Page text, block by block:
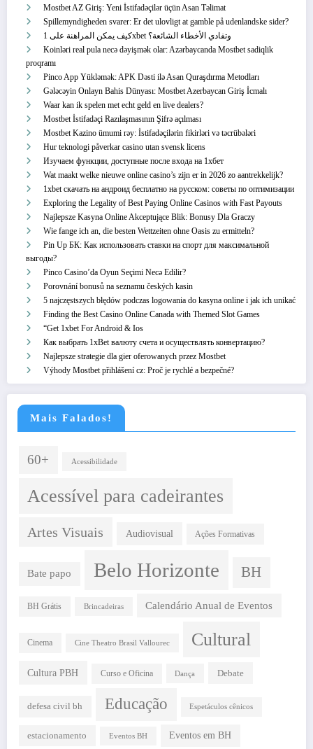
Mostbet AZ Giriş: Yeni İstifadəçilər üçün Asan Təlimat
Spillemyndigheden svarer: Er det ulovligt at gamble på udenlandske sider?
كيف يمكن المراهنة على 1xbet وتفادي الأخطاء الشائعة؟
Koinləri real pula necə dəyişmək olar: Azərbaycanda Mostbet sadiqlik
proqramı
Pinco App Yükləmək: APK Dəsti ilə Asan Quraşdırma Metodları
Gələcəyin Onlayn Bahis Dünyası: Mostbet Azerbaycan Giriş İcmalı
Waar kan ik spelen met echt geld en live dealers?
Mostbet İstifadəçi Razılaşmasının Şifrə açılması
Mostbet Kazino ümumi rəy: İstifadəçilərin fikirləri və təcrübələri
Hur teknologi påverkar casino utan svensk licens
Изучаем функции, доступные после входа на 1хбет
Wat maakt welke nieuwe online casino’s zijn er in 2026 zo aantrekkelijk?
1xbet скачать на андроид бесплатно на русском: советы по оптимизации
Exploring the Legality of Best Paying Online Casinos with Fast Payouts
Najlepsze Kasyna Online Akceptujące Blik: Bonusy Dla Graczy
Wie fange ich an, die besten Wettzeiten ohne Oasis zu ermitteln?
Pin Up БК: Как использовать ставки на спорт для максимальной
выгоды?
Pinco Casino’da Oyun Seçimi Necə Edilir?
Porovnání bonusů na seznamu českých kasin
5 najczęstszych błędów podczas logowania do kasyna online i jak ich unikać
Finding the Best Casino Online Canada with Themed Slot Games
“Get 1xbet For Android & Ios
Как выбрать 1xBet валюту счета и осуществлять конвертацию?
Najlepsze strategie dla gier oferowanych przez Mostbet
Výhody Mostbet přihlášení cz: Proč je rychlé a bezpečné?
Mais Falados!
60+ Acessibilidade
Acessível para cadeirantes
Artes Visuais Audiovisual Ações Formativas
Bate papo Belo Horizonte BH
BH Grátis Brincadeiras Calendário Anual de Eventos
Cinema Cine Theatro Brasil Vallourec Cultural
Cultura PBH Curso e Oficina Dança Debate
defesa civil bh Educação Espetáculos cênicos
estacionamento Eventos BH Eventos em BH